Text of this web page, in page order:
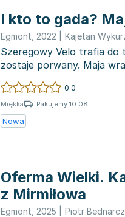
I kto to gada?
Egmont 2022 Kajetan
Szeregowy Velo trafia do
zostaje porwany. Maja
podejm...
0.0
Miękka Pakujemy 10.08
Nowa
Oferma Wielki.
z Mirmiłowa
Egmont 2025 Piotr